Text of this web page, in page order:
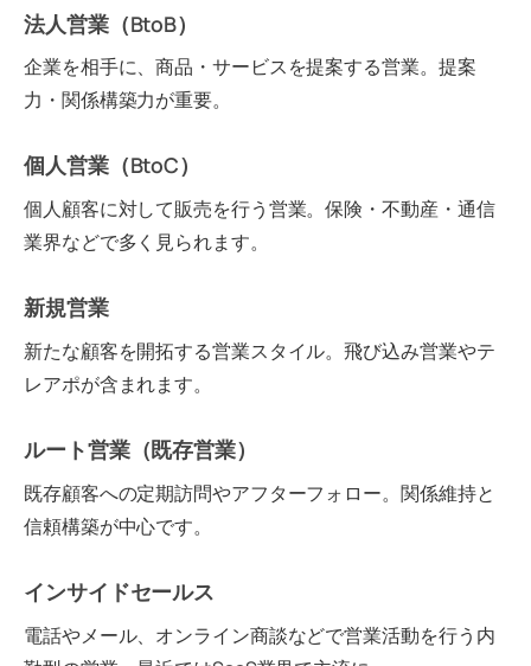
法人営業（BtoB）
企業を相手に、商品・サービスを提案する営業。提案
力・関係構築力が重要。
個人営業（BtoC）
個人顧客に対して販売を行う営業。保険・不動産・通信
業界などで多く見られます。
新規営業
新たな顧客を開拓する営業スタイル。飛び込み営業やテ
レアポが含まれます。
ルート営業（既存営業）
既存顧客への定期訪問やアフターフォロー。関係維持と
信頼構築が中心です。
インサイドセールス
電話やメール、オンライン商談などで営業活動を行う内